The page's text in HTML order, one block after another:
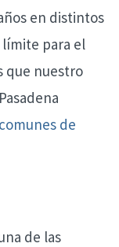
en distintos
límite para el
que nuestro
de
de las